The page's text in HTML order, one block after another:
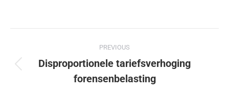
PREVIOUS
Disproportionele tariefsverhoging
forensenbelasting